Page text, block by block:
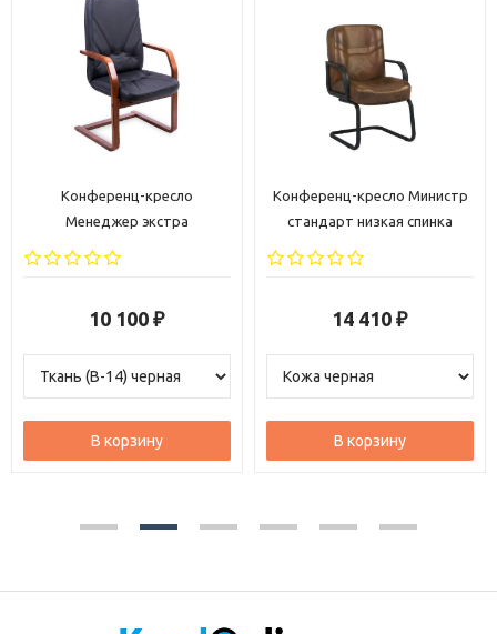
Конференц-кресло
Менеджер экстра
10 100 ₽
В корзину
Конференц-кресло Министр
стандарт низкая спинка
14 410 ₽
В корзину